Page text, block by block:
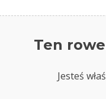
Ten
Jesteś